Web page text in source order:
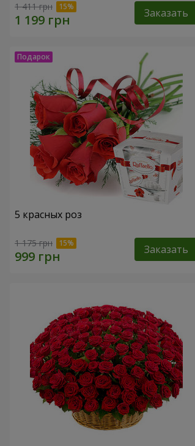
1 411 грн Заказать
5 красных роз
1 175 грн Заказать